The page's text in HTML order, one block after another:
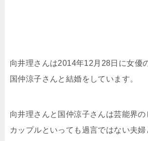
向井理さんは2014年12月28日に女優
国仲涼子さんと結婚をしています。
向井理さんと国仲涼子さんは芸能界の
カップルといっても過言ではない夫婦